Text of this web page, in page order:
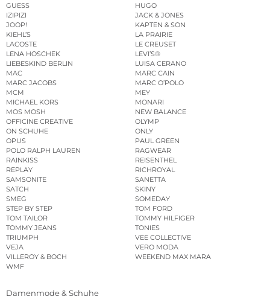
GUESS
HUGO
IZIPIZI
JACK & JONES
JOOP!
KAPTEN & SON
KIEHL’S
LA PRAIRIE
LACOSTE
LE CREUSET
LENA HOSCHEK
LEVI’S®
LIEBESKIND BERLIN
LUISA CERANO
MAC
MARC CAIN
MARC JACOBS
MARC O’POLO
MCM
MEY
MICHAEL KORS
MONARI
MOS MOSH
NEW BALANCE
OFFICINE CREATIVE
OLYMP
ON SCHUHE
ONLY
OPUS
PAUL GREEN
POLO RALPH LAUREN
RAGWEAR
RAINKISS
REISENTHEL
REPLAY
RICHROYAL
SAMSONITE
SANETTA
SATCH
SKINY
SMEG
SOMEDAY
STEP BY STEP
TOM FORD
TOM TAILOR
TOMMY HILFIGER
TOMMY JEANS
TONIES
TRIUMPH
VEE COLLECTIVE
VEJA
VERO MODA
VILLEROY & BOCH
WEEKEND MAX MARA
WMF
Damenmode & Schuhe